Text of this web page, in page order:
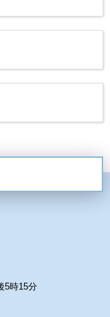
5時15分